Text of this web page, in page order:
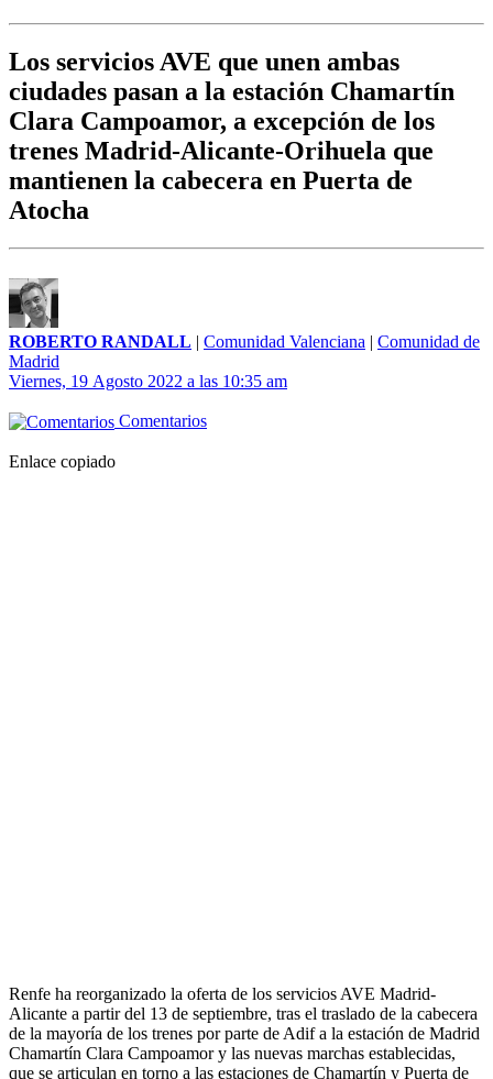
Los servicios AVE que unen ambas
ciudades pasan a la estación Chamartín
Clara Campoamor, a excepción de los
trenes Madrid-Alicante-Orihuela que
mantienen la cabecera en Puerta de
Atocha
ROBERTO RANDALL | Comunidad Valenciana | Comunidad de
Madrid
Viernes, 19 Agosto 2022 a las 10:35 am
Comentarios
Enlace copiado
Renfe ha reorganizado la oferta de los servicios AVE Madrid-
Alicante a partir del 13 de septiembre, tras el traslado de la cabecera
de la mayoría de los trenes por parte de Adif a la estación de Madrid
Chamartín Clara Campoamor y las nuevas marchas establecidas,
que se articulan en torno a las estaciones de Chamartín y Puerta de